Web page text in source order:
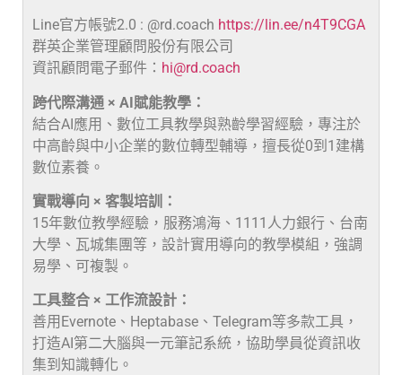
Line官方帳號2.0 : @rd.coach https://lin.ee/n4T9CGA
群英企業管理顧問股份有限公司
資訊顧問電子郵件： hi@rd.coach
跨代際溝通 × AI賦能教學：
結合AI應用、數位工具教學與熟齡學習經驗，專注於
中高齡與中小企業的數位轉型輔導，擅長從0到1建構
數位素養。
實戰導向 × 客製培訓：
15年數位教學經驗，服務鴻海、1111人力銀行、台南
大學、瓦城集團等，設計實用導向的教學模組，強調
易學、可複製。
工具整合 × 工作流設計：
善用Evernote、Heptabase、Telegram等多款工具，
打造AI第二大腦與一元筆記系統，協助學員從資訊收
集到知識轉化。